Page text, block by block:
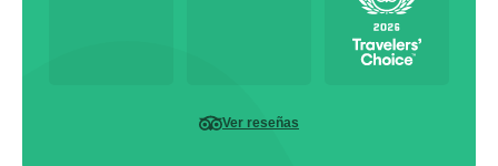
Ver reseñas